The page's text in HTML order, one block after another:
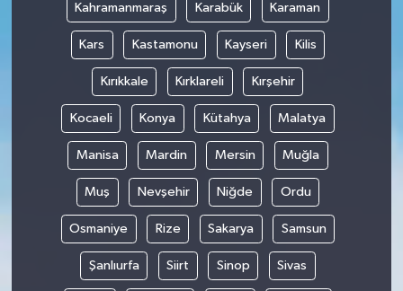
Kahramanmaraş Karabük Karaman
Kars Kastamonu Kayseri Kilis
Kırıkkale Kırklareli Kırşehir
Kocaeli Konya Kütahya Malatya
Manisa Mardin Mersin Muğla
Muş Nevşehir Niğde Ordu
Osmaniye Rize Sakarya Samsun
Şanlıurfa Siirt Sinop Sivas